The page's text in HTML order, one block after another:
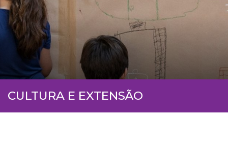
CULTURA E EXTENSÃO